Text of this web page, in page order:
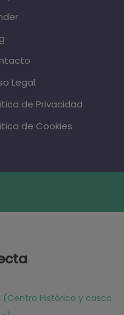
Legal
de Privacidad
de Cookies
(Centro Histórico y casco